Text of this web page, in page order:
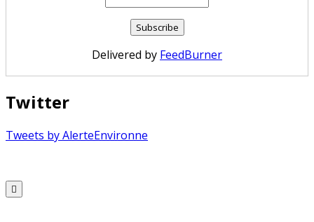
Delivered by FeedBurner
Twitter
Tweets by AlerteEnvironne
to